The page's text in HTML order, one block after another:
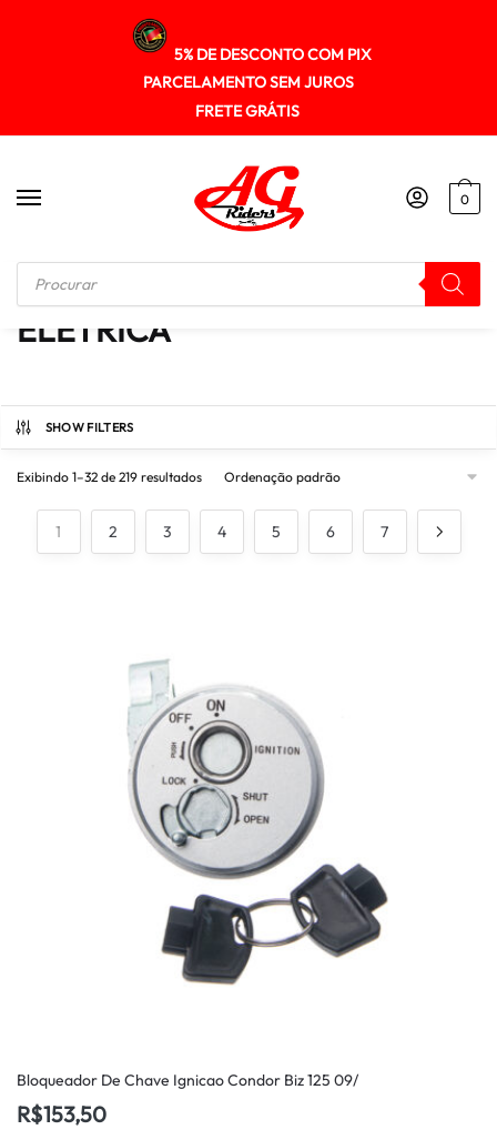
5% DE DESCONTO COM PIX
PARCELAMENTO SEM JUROS
FRETE GRÁTIS
0
Início / ELETRICA
ELETRICA
SHOW FILTERS
Exibindo 1–32 de 219 resultados
1 2 3 4 5 6 7
Bloqueador De Chave Ignicao Condor Biz 125 09/
R$153,50